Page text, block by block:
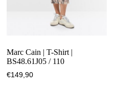
Marc Cain | T-Shirt |
BS48.61J05 / 110
€149,90